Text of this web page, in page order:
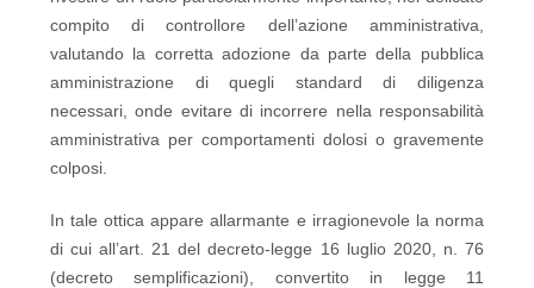
compito di controllore dell’azione amministrativa,
valutando la corretta adozione da parte della pubblica
amministrazione di quegli standard di diligenza
necessari, onde evitare di incorrere nella responsabilità
amministrativa per comportamenti dolosi o gravemente
colposi.
In tale ottica appare allarmante e irragionevole la norma
di cui all’art. 21 del decreto-legge 16 luglio 2020, n. 76
(decreto semplificazioni), convertito in legge 11